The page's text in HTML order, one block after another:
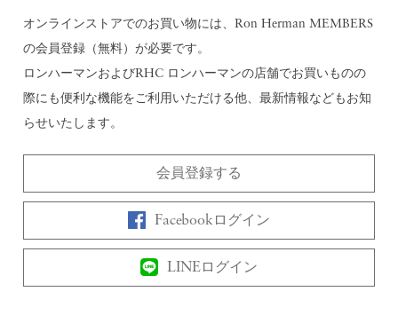
オンラインストアでのお買い物には、Ron Herman MEMBERS
の会員登録（無料）が必要です。
ロンハーマンおよびRHC ロンハーマンの店舗でお買いものの
際にも便利な機能をご利用いただける他、最新情報などもお知
らせいたします。
会員登録する
Facebookログイン
LINEログイン